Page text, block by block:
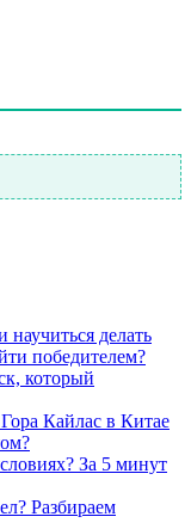
делать
победителем?
который
Кайлас в Китае
За 5 минут
Разбираем